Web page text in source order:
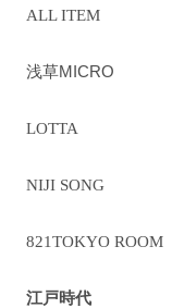
ALL ITEM
浅草MICRO
LOTTA
NIJI SONG
821TOKYO ROOM
江戸時代